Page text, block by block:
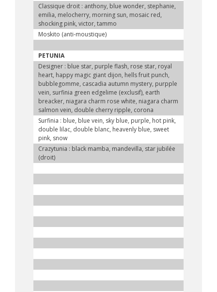
Classique droit : anthony, blue wonder, stephanie,
emilia, melocherry, morning sun, mosaic red,
shocking pink, victor, tammo
Moskito (anti-moustique)
PETUNIA
Designer : blue star, purple flash, rose star, royal
heart, happy magic giant dijon, hells fruit punch,
bubblegomme, cascadia autumn mystery, purpple
vein, surfinia green edgelime (exclusif), earth
breacker, niagara charm rose white, niagara charm
salmon vein, double cherry ripple, corona
Surfinia : blue, blue vein, sky blue, purple, hot pink,
double lilac, double blanc, heavenly blue, sweet
pink, snow
Crazytunia : black mamba, mandevilla, star jubilée
(droit)